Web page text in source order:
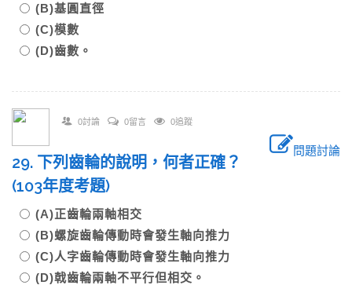
(B)基圓直徑
(C)模數
(D)齒數。
0討論 0留言 0追蹤
問題討論
29. 下列齒輪的說明，何者正確？
(103年度考題)
(A)正齒輪兩軸相交
(B)螺旋齒輪傳動時會發生軸向推力
(C)人字齒輪傳動時會發生軸向推力
(D)戟齒輪兩軸不平行但相交。